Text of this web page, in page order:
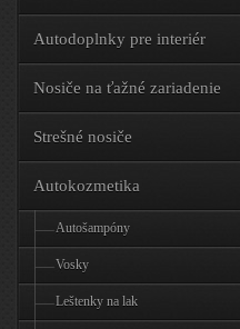
Autodoplnky pre interiér
Nosiče na ťažné zariadenie
Strešné nosiče
Autokozmetika
Autošampóny
Vosky
Leštenky na lak